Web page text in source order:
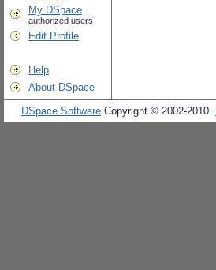
My DSpace
authorized users
Edit Profile
Help
About DSpace
DSpace Software Copyright © 2002-2010